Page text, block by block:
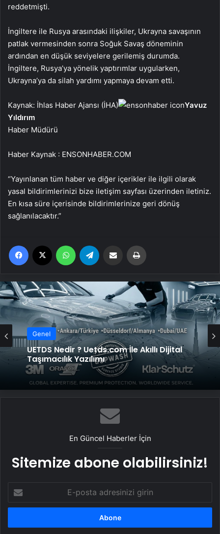
reddetmişti.
İngiltere ile Rusya arasındaki ilişkiler, Ukrayna savaşının
patlak vermesinden sonra Soğuk Savaş döneminin
ardından en düşük seviyelere gerilemiş durumda.
İngiltere, Rusya’ya yönelik yaptırımlar uygularken,
Ukrayna’ya da silah yardımı yapmaya devam etti.
Kaynak: İhlas Haber Ajansı (İHA)
Yavuz
Yıldırım
Haber Müdürü
Haber Kaynak : ENSONHABER.COM
“Yayınlanan tüm haber ve diğer içerikler ile ilgili olarak
yasal bildirimlerinizi bize iletişim sayfası üzerinden iletiniz.
En kısa süre içerisinde bildirimlerinize geri dönüş
sağlanılacaktır.”
Facebook WhatsApp Email'den paylaş
Genel
UETDS Nedir ? Uetds.com İle Akıllı Dijital
Taşımacılık Yazılımı
En Güncel Haberler İçin
Sitemize abone olabilirsiniz!
posta
adresinizi